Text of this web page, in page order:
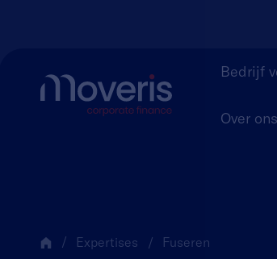
Bedrijf
Over ons
Expertises Fuseren